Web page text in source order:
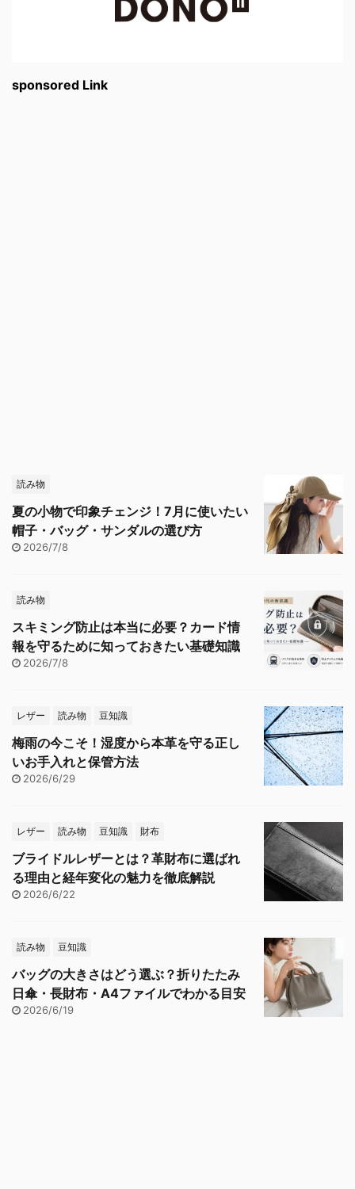
sponsored Link
読み物
夏の小物で印象チェンジ！7月に使いたい
帽子・バッグ・サンダルの選び方
2026/7/8
読み物
スキミング防止は本当に必要？カード情
報を守るために知っておきたい基礎知識
2026/7/8
レザー 読み物 豆知識
梅雨の今こそ！湿度から本革を守る正し
いお手入れと保管方法
2026/6/29
レザー 読み物 豆知識 財布
ブライドルレザーとは？革財布に選ばれ
る理由と経年変化の魅力を徹底解説
2026/6/22
読み物 豆知識
バッグの大きさはどう選ぶ？折りたたみ
日傘・長財布・A4ファイルでわかる目安
2026/6/19